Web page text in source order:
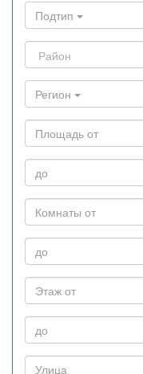
Подтип
Регион